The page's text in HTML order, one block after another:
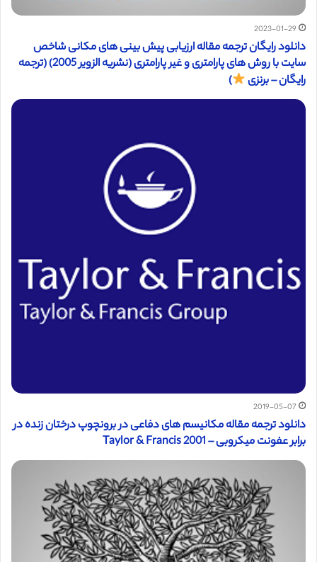
2023-01-29
دانلود رایگان ترجمه مقاله ارزیابی پیش بینی های مکانی شاخص
سایت با روش های پارامتری و غیر پارامتری (نشریه الزویر 2005) (ترجمه
رایگان – برنزی
)
2019-05-07
دانلود ترجمه مقاله مکانیسم های دفاعی در برونچوپ درختان زنده در
برابر عفونت میکروبی – 2001 Taylor & Francis